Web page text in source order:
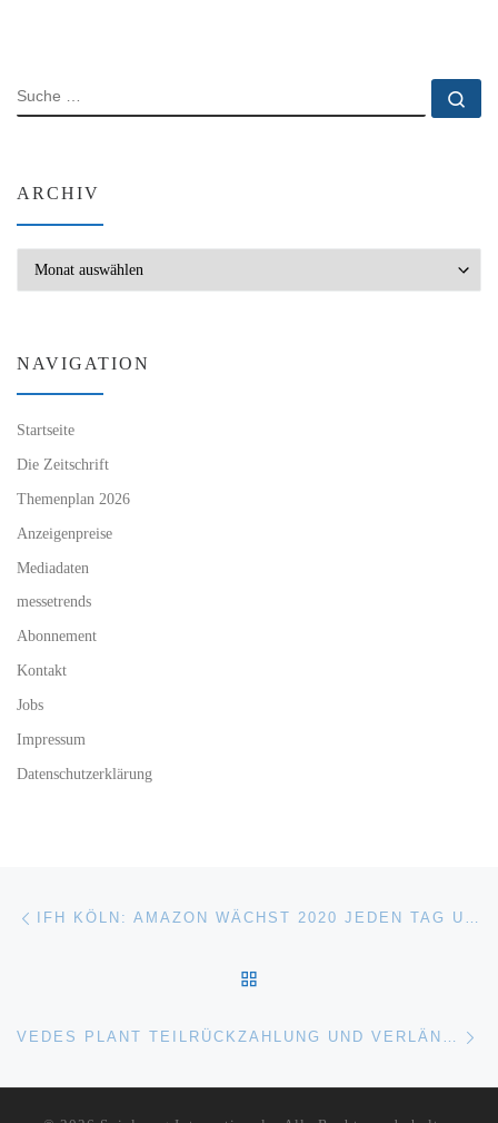
SUCHE
ARCHIV
NAVIGATION
Startseite
Die Zeitschrift
Themenplan 2026
Anzeigenpreise
Mediadaten
messetrends
Abonnement
Kontakt
Jobs
Impressum
Datenschutzerklärung
Beitragsnavigation IFH KÖLN: AMAZON WÄCHST 2020 JEDEN TAG UM 31 MIO. EURO